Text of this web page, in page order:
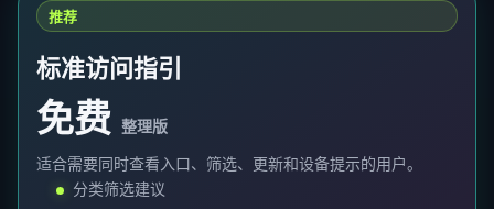
推荐
标准访问指引
免费 整理版
适合需要同时查看入口、筛选、更新和设备提示的用户。
分类筛选建议